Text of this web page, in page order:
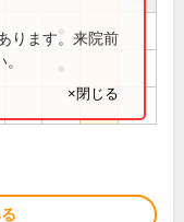
ります。来院前
×閉じる